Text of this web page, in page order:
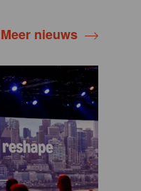
Meer nieuws